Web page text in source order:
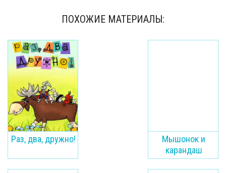
ПОХОЖИЕ МАТЕРИАЛЫ:
Раз, два, дружно!
Мышонок и
карандаш